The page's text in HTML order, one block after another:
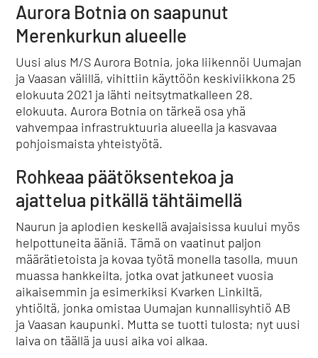
Aurora Botnia on saapunut
Merenkurkun alueelle
Uusi alus M/S Aurora Botnia, joka liikennöi Uumajan
ja Vaasan välillä, vihittiin käyttöön keskiviikkona 25
elokuuta 2021 ja lähti neitsytmatkalleen 28.
elokuuta. Aurora Botnia on tärkeä osa yhä
vahvempaa infrastruktuuria alueella ja kasvavaa
pohjoismaista yhteistyötä.
Rohkeaa päätöksentekoa ja
ajattelua pitkällä tähtäimellä
Naurun ja aplodien keskellä avajaisissa kuului myös
helpottuneita ääniä. Tämä on vaatinut paljon
määrätietoista ja kovaa työtä monella tasolla, muun
muassa hankkeilta, jotka ovat jatkuneet vuosia
aikaisemmin ja esimerkiksi Kvarken Linkiltä,
yhtiöltä, jonka omistaa Uumajan kunnallisyhtiö AB
ja Vaasan kaupunki. Mutta se tuotti tulosta; nyt uusi
laiva on täällä ja uusi aika voi alkaa.